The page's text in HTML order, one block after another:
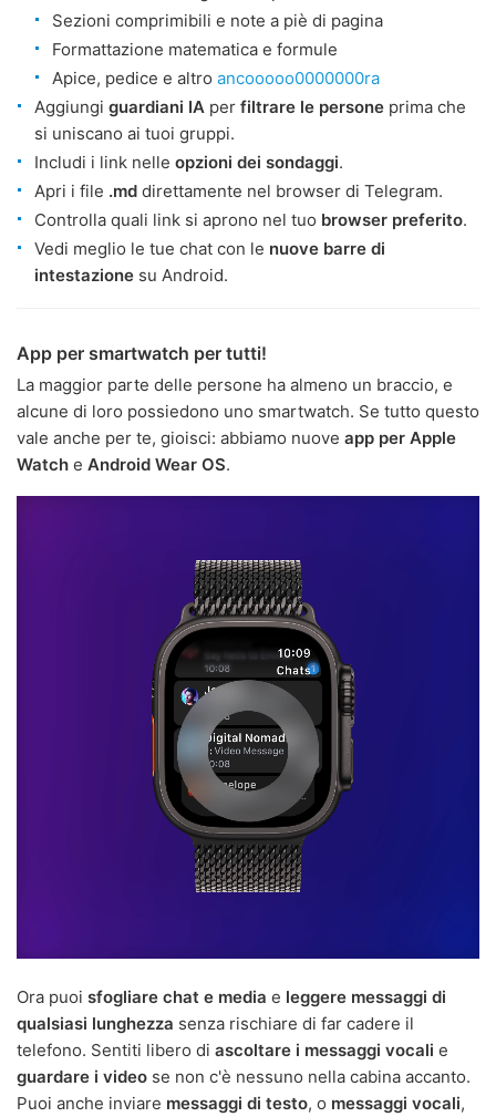
Sezioni comprimibili e note a piè di pagina
Formattazione matematica e formule
Apice, pedice e altro ancooooo0000000ra
Aggiungi guardiani IA per filtrare le persone prima che
si uniscano ai tuoi gruppi.
Includi i link nelle opzioni dei sondaggi.
Apri i file .md direttamente nel browser di Telegram.
Controlla quali link si aprono nel tuo browser preferito.
Vedi meglio le tue chat con le nuove barre di
intestazione su Android.
App per smartwatch per tutti!
La maggior parte delle persone ha almeno un braccio, e
alcune di loro possiedono uno smartwatch. Se tutto questo
vale anche per te, gioisci: abbiamo nuove app per Apple
Watch e Android Wear OS.
Ora puoi sfogliare chat e media e leggere messaggi di
qualsiasi lunghezza senza rischiare di far cadere il
telefono. Sentiti libero di ascoltare i messaggi vocali e
guardare i video se non c'è nessuno nella cabina accanto.
Puoi anche inviare messaggi di testo, o messaggi vocali,